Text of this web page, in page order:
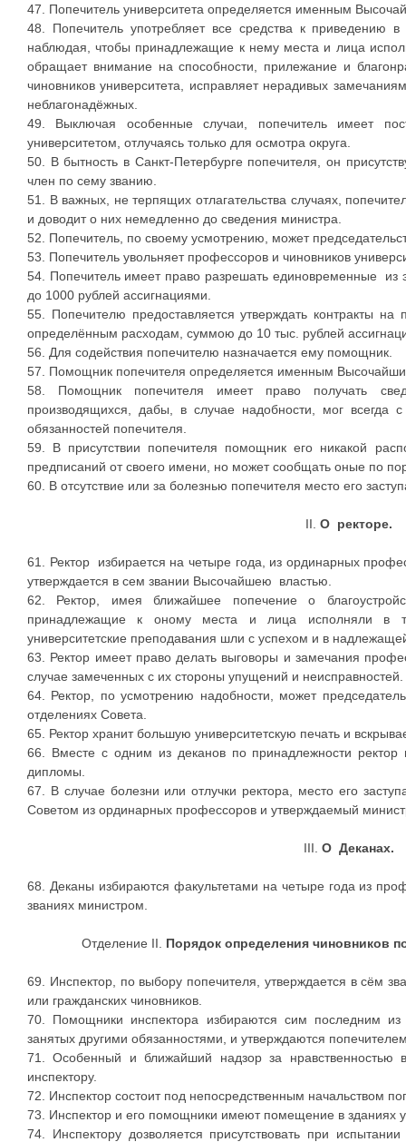
47. Попечитель университета определяется именным
48. Попечитель употребляет все средства к приведению в
наблюдая, чтобы принадлежащие к нему места и лица
обращает внимание на способности, прилежание и
чиновников университета, исправляет нерадивых
неблагонадёжных.
49. Выключая особенные случаи, попечитель имеет
университетом, отлучаясь только для осмотра округа.
50. В бытность в Санкт-Петербурге попечителя, он
член по сему званию.
51. В важных, не терпящих отлагательства случаях,
и доводит о них немедленно до сведения министра.
52. Попечитель, по своему усмотрению, может
53. Попечитель увольняет профессоров и чиновников
54. Попечитель имеет право разрешать единовременные из
до 1000 рублей ассигнациями.
55. Попечителю предоставляется утверждать контракты
определённым расходам, суммою до 10 тыс. рублей
56. Для содействия попечителю назначается ему помощник.
57. Помощник попечителя определяется именным
58. Помощник попечителя имеет право получать
производящихся, дабы, в случае надобности, мог всегда
обязанностей попечителя.
59. В присутствии попечителя помощник его никакой
предписаний от своего имени, но может сообщать оные по
60. В отсутствие или за болезнью попечителя место его
II. О ректоре.
61. Ректор избирается на четыре года, из ординарных
утверждается в сем звании Высочайшею властью.
62. Ректор, имея ближайшее попечение о
принадлежащие к оному места и лица исполняли в
университетские преподавания шли с успехом и в
63. Ректор имеет право делать выговоры и замечания
случае замеченных с их стороны упущений и неисправностей.
64. Ректор, по усмотрению надобности, может
отделениях Совета.
65. Ректор хранит большую университетскую печать и
66. Вместе с одним из деканов по принадлежности ректор
дипломы.
67. В случае болезни или отлучки ректора, место его
Советом из ординарных профессоров и утверждаемый
III. О Деканах.
68. Деканы избираются факультетами на четыре года из
званиях министром.
Отделение II. Порядок определения чиновников
69. Инспектор, по выбору попечителя, утверждается в сём
или гражданских чиновников.
70. Помощники инспектора избираются сим последним из
занятых другими обязанностями, и утверждаются
71. Особенный и ближайший надзор за нравственностью
инспектору.
72. Инспектор состоит под непосредственным начальством
73. Инспектор и его помощники имеют помещение в зданиях
74. Инспектору дозволяется присутствовать при